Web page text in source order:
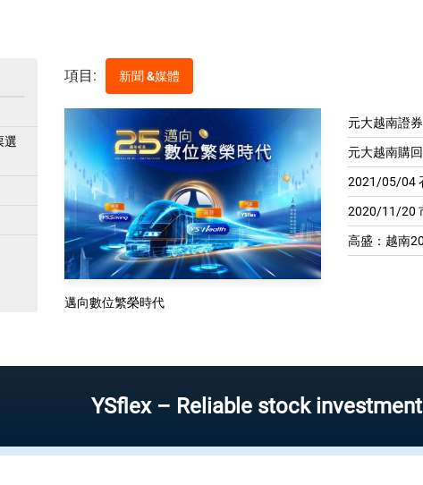
選
項目: 新聞 &媒體
邁向數位繁榮時代
元大越南證
元大越南購
2021/05/04
2020/11/20
高盛：越南
YSflex – Reliable stock investment App.